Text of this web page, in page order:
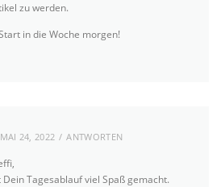
zu werden.
in die Woche morgen!
MAI 24, 2022 ANTWORTEN
Tagesablauf viel Spaß gemacht.